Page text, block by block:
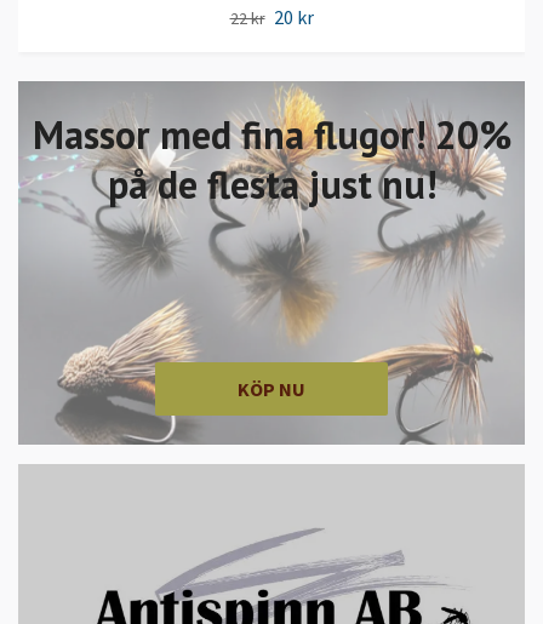
Massor med fina flugor! 20%
på de flesta just nu!
KÖP NU
22 kr 20 kr